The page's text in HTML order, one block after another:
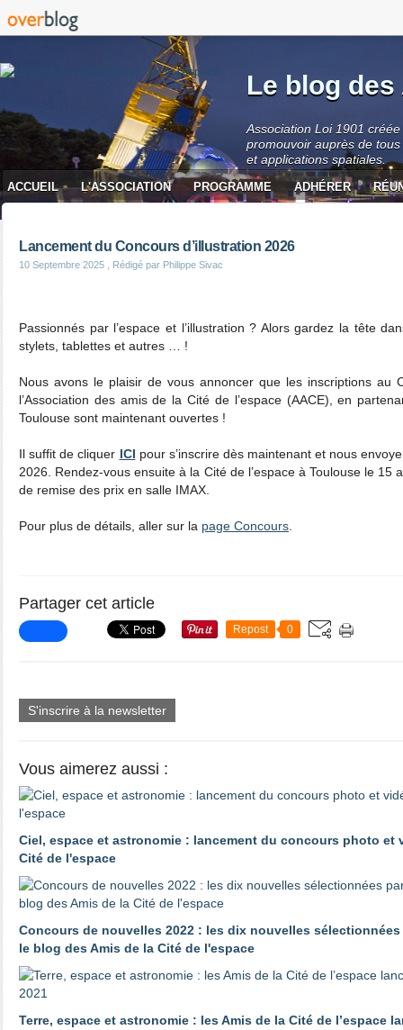
Le blog
Association Loi 1901
promouvoir auprès de
et applications spatiales.
ACCUEIL L'ASSOCIATION PROGRAMME ADHÉRER
Lancement du Concours d’illustration 2026
10 Septembre 2025 , Rédigé par Philippe Sivac
Passionnés par l’espace et l’illustration ? Alors gardez la tête
stylets, tablettes et autres … !
Nous avons le plaisir de vous annoncer que les inscriptions au
l’Association des amis de la Cité de l’espace (AACE), en
Toulouse sont maintenant ouvertes !
Il suffit de cliquer ICI pour s’inscrire dès maintenant et nous
2026. Rendez-vous ensuite à la Cité de l’espace à Toulouse le 15
de remise des prix en salle IMAX.
Pour plus de détails, aller sur la page Concours
Partager cet article
Repost 0
S'inscrire à la newsletter
Vous aimerez aussi :
Ciel, espace et astronomie : lancement du concours photo et
Cité de l'espace
Concours de nouvelles 2022 : les dix nouvelles
le blog des Amis de la Cité de l'espace
Terre, espace et astronomie : les Amis de la Cité de l’espace